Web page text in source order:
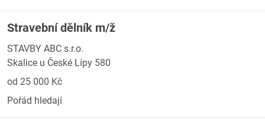
Stravební dělník m/ž
STAVBY ABC s.r.o.
Skalice u České Lípy 580
od 25 000 Kč
Pořád hledají